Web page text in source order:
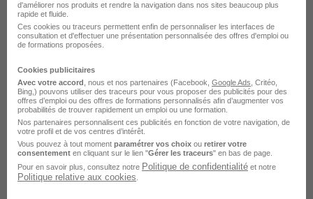
d'améliorer nos produits et rendre la navigation dans nos sites beaucoup plus
rapide et fluide.
Ces cookies ou traceurs permettent enfin de personnaliser les interfaces de
consultation et d'effectuer une présentation personnalisée des offres d'emploi ou
de formations proposées.
Cookies publicitaires
Avec votre accord , nous et nos partenaires (Facebook, Google Ads , Critéo,
Bing,) pouvons utiliser des traceurs pour vous proposer des publicités pour des
offres d’emploi ou des offres de formations personnalisés afin d’augmenter vos
probabilités de trouver rapidement un emploi ou une formation.
Nos partenaires personnalisent ces publicités en fonction de votre navigation, de
votre profil et de vos centres d’intérêt.
Vous pouvez à tout moment paramétrer vos choix ou retirer votre
consentement en cliquant sur le lien "Gérer les traceurs" en bas de page.
Pour en savoir plus, consultez notre Politique de confidentialité et notre
Politique relative aux cookies